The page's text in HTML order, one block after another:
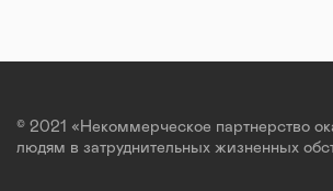
© 2021 «Некоммерческое партнерство
людям в затруднительных жизненных